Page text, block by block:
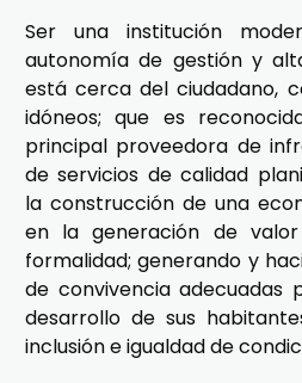
Ser una institución
autonomía de gestión y
está cerca del ciudadano,
idóneos; que es
principal proveedora de
de servicios de calidad
la construcción de una
en la generación de
formalidad; generando y
de convivencia
desarrollo de sus
inclusión e igualdad de